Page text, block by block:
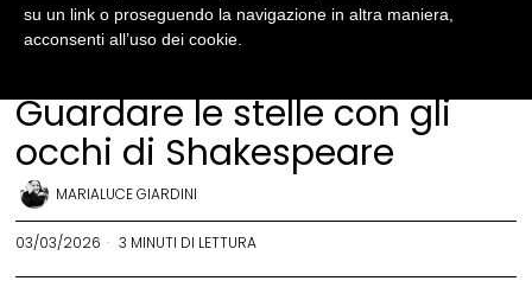
Guardare le stelle con gli
occhi di Shakespeare
MARIALUCE GIARDINI
03/03/2026 3 MINUTI DI LETTURA
su un link o proseguendo la navigazione in altra maniera,
acconsenti all’uso dei cookie.